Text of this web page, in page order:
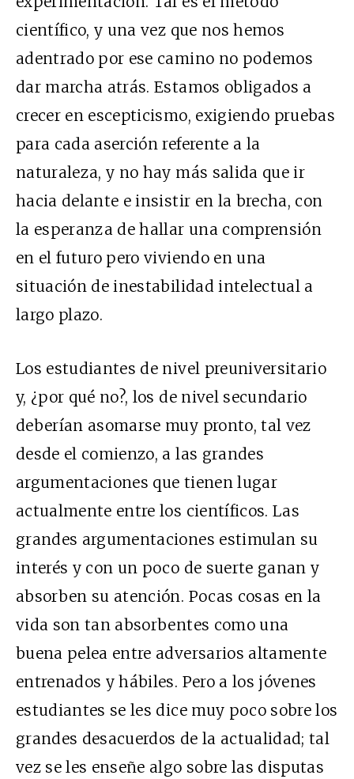
científico, y una vez que nos hemos
adentrado por ese camino no podemos
dar marcha atrás. Estamos obligados a
crecer en escepticismo, exigiendo pruebas
para cada aserción referente a la
naturaleza, y no hay más salida que ir
hacia delante e insistir en la brecha, con
la esperanza de hallar una comprensión
en el futuro pero viviendo en una
situación de inestabilidad intelectual a
largo plazo.
Los estudiantes de nivel preuniversitario
y, ¿por qué no?, los de nivel secundario
deberían asomarse muy pronto, tal vez
desde el comienzo, a las grandes
argumentaciones que tienen lugar
actualmente entre los científicos. Las
grandes argumentaciones estimulan su
interés y con un poco de suerte ganan y
absorben su atención. Pocas cosas en la
vida son tan absorbentes como una
buena pelea entre adversarios altamente
entrenados y hábiles. Pero a los jóvenes
estudiantes se les dice muy poco sobre los
grandes desacuerdos de la actualidad; tal
vez se les enseñe algo sobre las disputas